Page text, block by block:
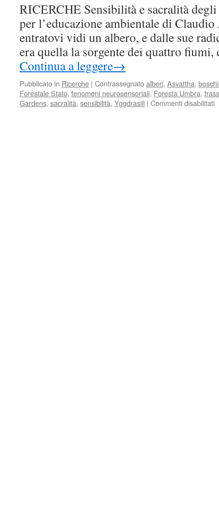
RICERCHE Sensibilità e sacralità
per l’educazione ambientale di
entratovi vidi un albero, e dalle sue
era quella la sorgente dei quattro
Continua a leggere→
Pubblicato in Ricerche | Contrassegnatoalberi, Asvattha,
Forestale Stato, fenomeni neurosensoriali, Foresta Umbra,
Gardens, sacralità, sensibilità, Yggdrasill | Commenti disabilitati